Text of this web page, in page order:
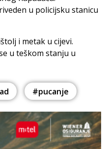
u policijsku stanicu
i metak u cijevi.
u teškom stanju u
#pucanje